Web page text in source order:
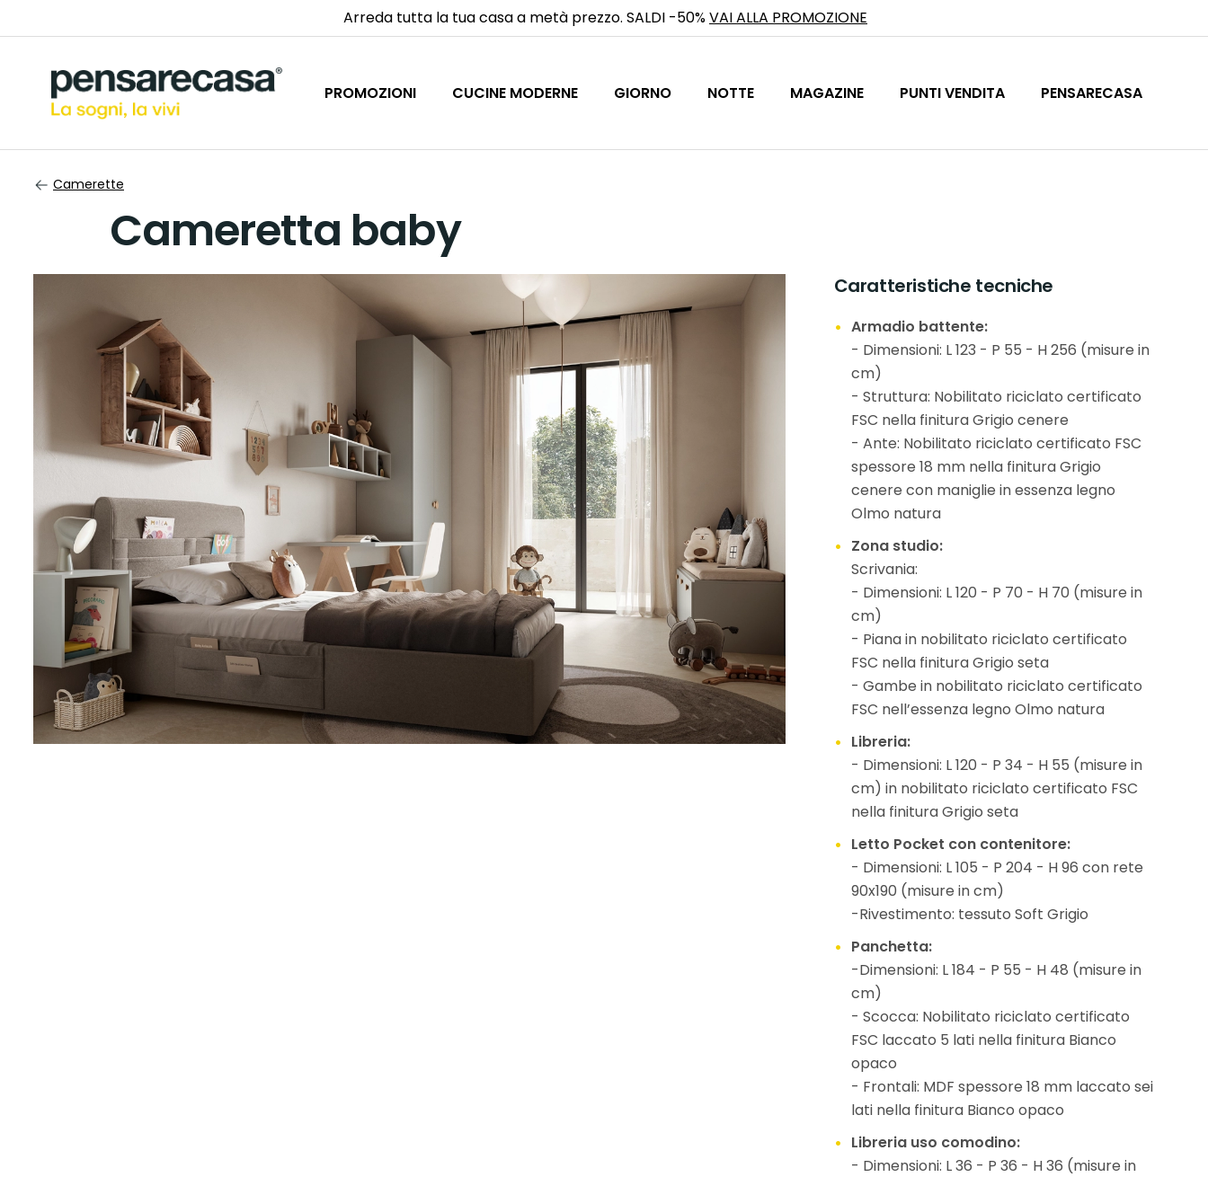
Arreda tutta la tua casa a metà prezzo. SALDI -50%VAI ALLA PROMOZIONE
PROMOZIONI CUCINE MODERNE GIORNO NOTTE MAGAZINE PUNTI VENDITA PENSARECASA
Camerette
Cameretta baby
Caratteristiche tecniche
Armadio battente:
- Dimensioni: L 123 - P 55 - H 256 (misure in
cm)
- Struttura: Nobilitato riciclato certificato
FSC nella finitura Grigio cenere
- Ante: Nobilitato riciclato certificato FSC
spessore 18 mm nella finitura Grigio
cenere con maniglie in essenza legno
Olmo natura
Zona studio:
Scrivania:
- Dimensioni: L 120 - P 70 - H 70 (misure in
cm)
- Piana in nobilitato riciclato certificato
FSC nella finitura Grigio seta
- Gambe in nobilitato riciclato certificato
FSC nell’essenza legno Olmo natura
Libreria:
- Dimensioni: L 120 - P 34 - H 55 (misure in
cm) in nobilitato riciclato certificato FSC
nella finitura Grigio seta
Letto Pocket con contenitore:
- Dimensioni: L 105 - P 204 - H 96 con rete
90x190 (misure in cm)
-Rivestimento: tessuto Soft Grigio
Panchetta:
-Dimensioni: L 184 - P 55 - H 48 (misure in
cm)
- Scocca: Nobilitato riciclato certificato
FSC laccato 5 lati nella finitura Bianco
opaco
- Frontali: MDF spessore 18 mm laccato sei
lati nella finitura Bianco opaco
Libreria uso comodino:
- Dimensioni: L 36 - P 36 - H 36 (misure in